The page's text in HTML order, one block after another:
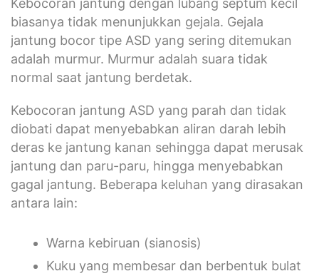
Kebocoran jantung dengan lubang septum kecil
biasanya tidak menunjukkan gejala. Gejala
jantung bocor tipe ASD yang sering ditemukan
adalah murmur. Murmur adalah suara tidak
normal saat jantung berdetak.
Kebocoran jantung ASD yang parah dan tidak
diobati dapat menyebabkan aliran darah lebih
deras ke jantung kanan sehingga dapat merusak
jantung dan paru-paru, hingga menyebabkan
gagal jantung. Beberapa keluhan yang dirasakan
antara lain:
Warna kebiruan (sianosis)
Kuku yang membesar dan berbentuk bulat